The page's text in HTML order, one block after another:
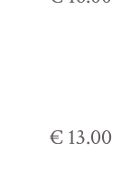
€ 13.00